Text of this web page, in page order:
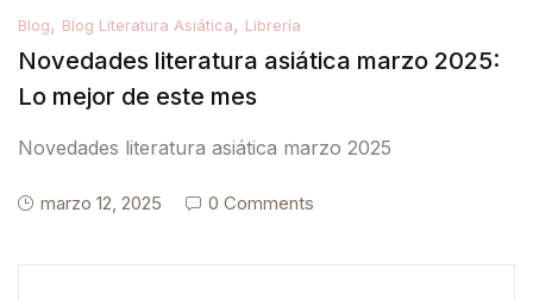
Blog, Blog Literatura Asiática, Librería
Novedades literatura asiática marzo 2025:
Lo mejor de este mes
Novedades literatura asiática marzo 2025
marzo 12, 2025 0 Comments